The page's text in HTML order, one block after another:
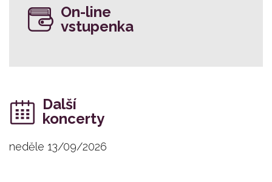
On-line
vstupenka
Další
koncerty
neděle 13/09/2026